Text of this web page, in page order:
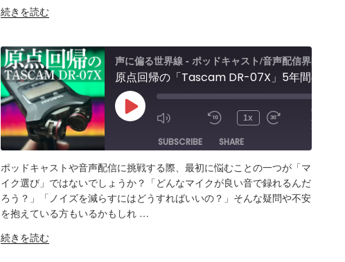
ル
ト
オ
ー
デ
ィ
オ
イ
ン
タ
ー
フ
ェ
ー
ス
録
＆
検
証"
の
RSS FEED
"AI
え
る
理
想
の
「ポ
ッ
ド
キ
ャ
ス
音
続きを読む
声に偏る世界線 - ポッドキャスト/音声配信界隈
Play
1x
00:00
/
30:59
SUBSCRIBE
SHARE
Amazon Apple Podcasts
RSS
Spotify
SHARE
LINK
EMBED
ポッドキャストや音声配信に挑戦する際、最初に悩むことの一つが「マ
イク選び」ではないでしょうか？「どんなマイクが良い音で録れるんだ
ろう？」「ノイズを減らすにはどうすればいいの？」そんな疑問や不安
を抱えている方もいるかもしれ …
"原
続きを読む